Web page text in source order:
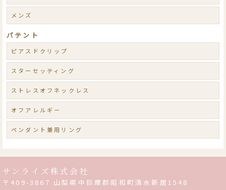
メンズ
パテント
ピアスドクリップ
スターセッティング
ストレスオフネックレス
オフアレルギー
ペンダント兼用リング
サンライズ株式会社
〒409-3867 山梨県中巨摩郡昭和町清水新居1548